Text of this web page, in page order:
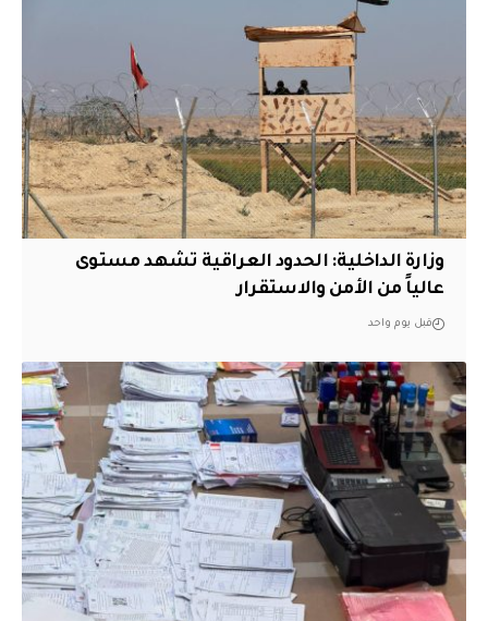
وزارة الداخلية: الحدود العراقية تشهد مستوى
عالياً من الأمن والاستقرار
قبل يوم واحد